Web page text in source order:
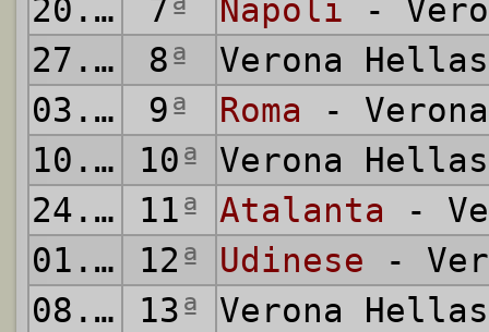
20.10.1985
7ª Napoli -
27.10.1985
8ª
Verona
03.11.1985
9ª Roma -
10.11.1985
10ª
Verona
24.11.1985
11ª Atalanta -
01.12.1985
12ª Udinese -
08.12.1985
13ª
Verona